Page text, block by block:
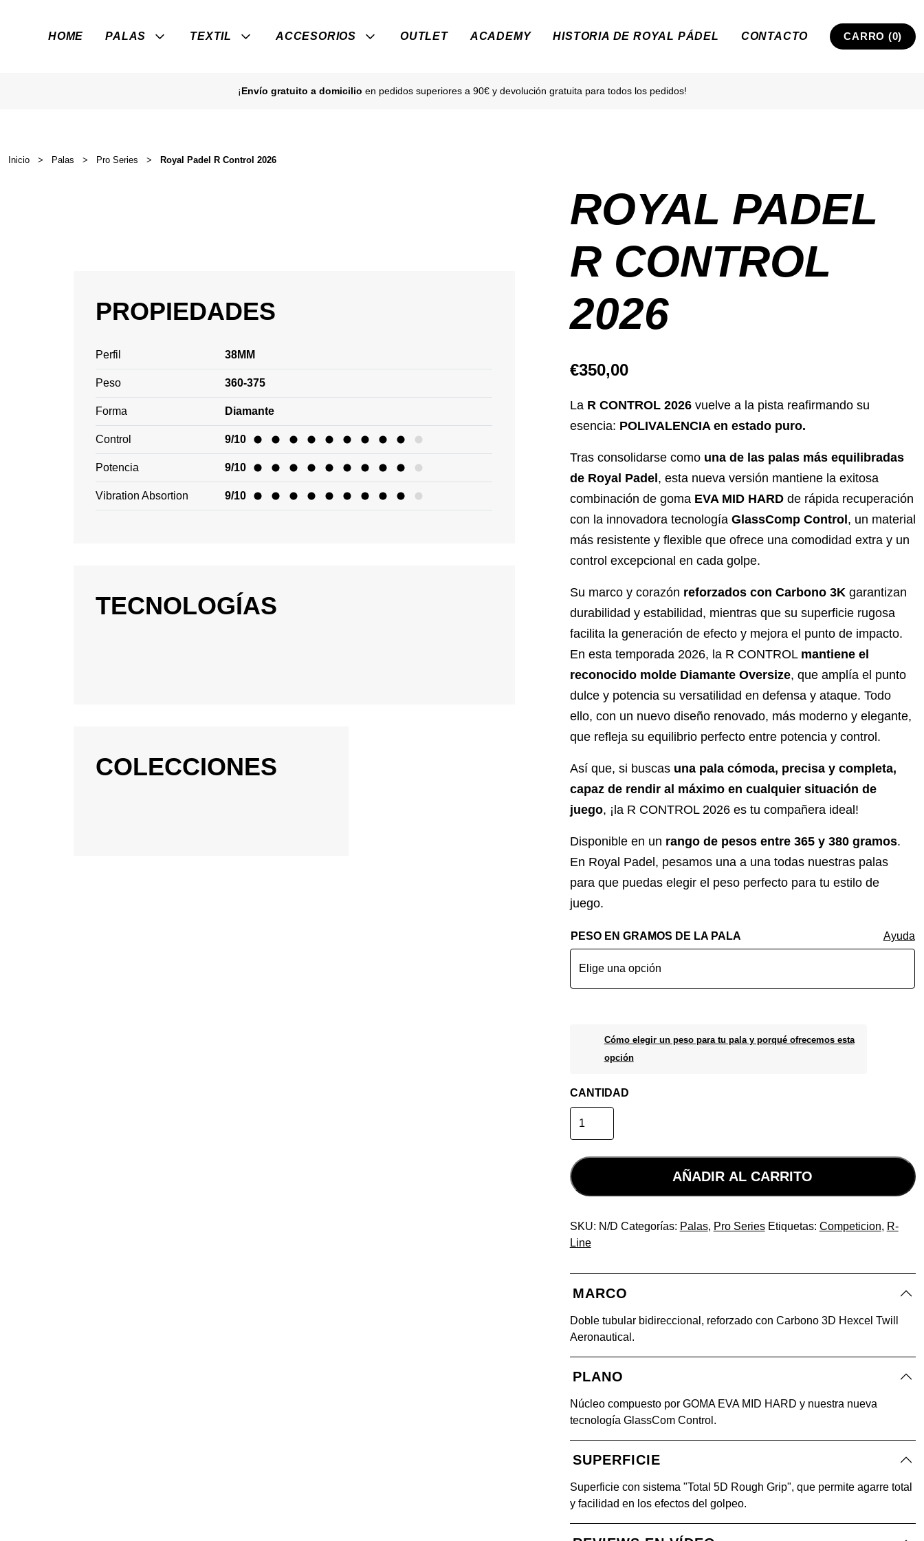
HOME PALAS TEXTIL ACCESORIOS OUTLET ACADEMY HISTORIA DE ROYAL PÁDEL CONTACTO CARRO (0)
¡Envío gratuito a domicilio en pedidos superiores a 90€ y devolución gratuita para todos los pedidos!
Inicio > Palas > Pro Series > Royal Padel R Control 2026
PROPIEDADES
Perfil 38MM
Peso 360-375
Forma Diamante
Control 9/10
Potencia 9/10
Vibration Absortion 9/10
TECNOLOGÍAS
COLECCIONES
ROYAL PADEL
R CONTROL
2026
€350,00
La R CONTROL 2026vuelve a la pista reafirmando su
esencia: POLIVALENCIA en estado puro.
Tras consolidarse como una de las palas más equilibradas
de Royal Padel , esta nueva versión mantiene la exitosa
combinación de goma EVA MID HARDde rápida recuperación
con la innovadora tecnología GlassComp Control , un material
más resistente y flexible que ofrece una comodidad extra y un
control excepcional en cada golpe.
Su marco y corazón reforzados con Carbono 3Kgarantizan
durabilidad y estabilidad, mientras que su superficie rugosa
facilita la generación de efecto y mejora el punto de impacto.
En esta temporada 2026, la R CONTROL mantiene el
reconocido molde Diamante Oversize, que amplía el punto
dulce y potencia su versatilidad en defensa y ataque. Todo
ello, con un nuevo diseño renovado, más moderno y elegante,
que refleja su equilibrio perfecto entre potencia y control.
Así que, si buscas una pala cómoda, precisa y completa,
capaz de rendir al máximo en cualquier situación de
juego, ¡la R CONTROL 2026 es tu compañera ideal!
Disponible en un rango de pesos entre 365 y 380 gramos.
En Royal Padel, pesamos una a una todas nuestras palas
para que puedas elegir el peso perfecto para tu estilo de
juego.
PESO EN GRAMOS DE LA PALA Ayuda
Cómo elegir un peso para tu pala y porqué ofrecemos esta
opción
CANTIDAD
Padel
Control
2026
cantidad
AÑADIR AL CARRITO
SKU: N/D Categorías: Palas, Pro Series Etiquetas: Competicion, R-
Line
MARCO
Doble tubular bidireccional, reforzado con Carbono 3D Hexcel Twill
Aeronautical.
PLANO
Núcleo compuesto por GOMA EVA MID HARD y nuestra nueva
tecnología GlassCom Control.
SUPERFICIE
Superficie con sistema "Total 5D Rough Grip", que permite agarre total
y facilidad en los efectos del golpeo.